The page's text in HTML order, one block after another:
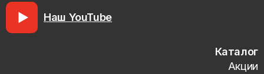
Наш YouTube
Каталог
Акции